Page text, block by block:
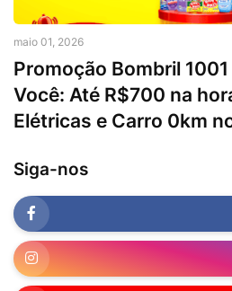
maio 01, 2026
Promoção Bombril
Você: Até R$700 na
Elétricas e Carro 0km
Siga-nos